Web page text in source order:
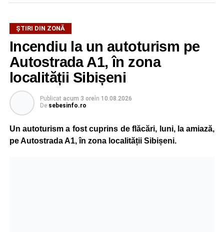
ȘTIRI DIN ZONĂ
Incendiu la un autoturism pe
Autostrada A1, în zona
localității Sibișeni
Publicat acum 3 oreîn 10.08.2026
De sebesinfo.ro
Un autoturism a fost cuprins de flăcări, luni, la amiază,
pe Autostrada A1, în zona localității Sibișeni.